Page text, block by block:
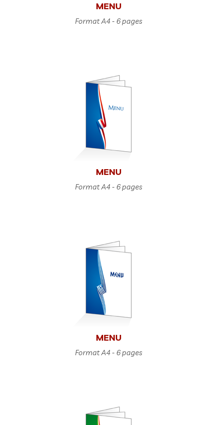
MENU
Format A4 - 6 pages
MENU
Format A4 - 6 pages
MENU
Format A4 - 6 pages